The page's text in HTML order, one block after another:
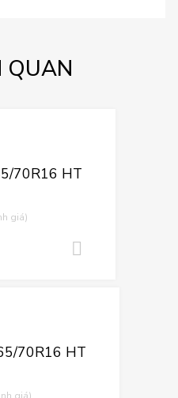
QUAN
70R16 HT
giá)
70R16 HT
giá)